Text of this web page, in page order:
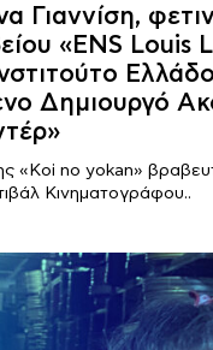
Γιαννίση,
«ENS Louis
Δημιουργό
«Koi no yokan»
Κινηματογράφου..